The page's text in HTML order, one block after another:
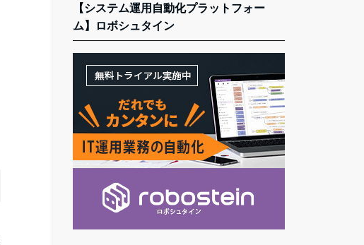
【システム運用自動化プラットフォー
ム】ロボシュタイン